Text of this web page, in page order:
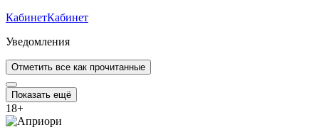
КабинетКабинет
Уведомления
Отметить все как прочитанные
Показать ещё
18+